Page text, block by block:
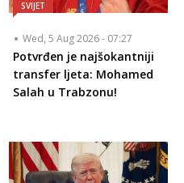
SVIJET
Wed, 5 Aug 2026 - 07:27
Potvrđen je najšokantniji
transfer ljeta: Mohamed
Salah u Trabzonu!